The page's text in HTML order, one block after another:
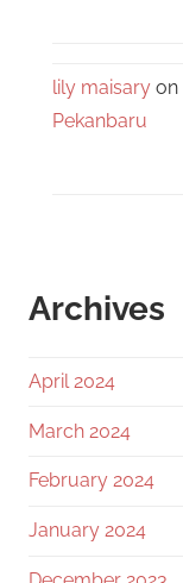
lily maisary on
Pekanbaru
Archives
April 2024
March 2024
February 2024
January 2024